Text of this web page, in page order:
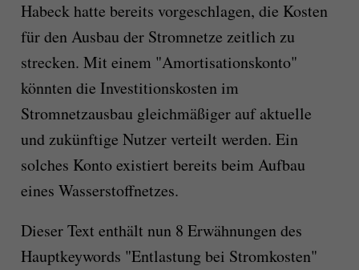
Habeck hatte bereits vorgeschlagen, die Kosten
für den Ausbau der Stromnetze zeitlich zu
strecken. Mit einem "Amortisationskonto"
könnten die Investitionskosten im
Stromnetzausbau gleichmäßiger auf aktuelle
und zukünftige Nutzer verteilt werden. Ein
solches Konto existiert bereits beim Aufbau
eines Wasserstoffnetzes.
Dieser Text enthält nun 8 Erwähnungen des
Hauptkeywords "Entlastung bei Stromkosten"